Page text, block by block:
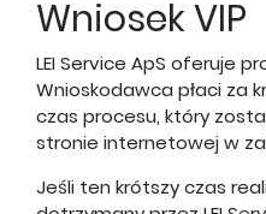
Wniosek VIP
LEI Service ApS oferuje
Wnioskodawca płaci za
czas procesu, który
stronie internetowej w
Jeśli ten krótszy czas